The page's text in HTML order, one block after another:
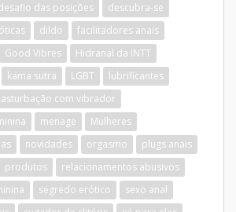
das posições
descubra-se
dildo
facilitadores anais
Good Vibres
Hidranal da INTT
kama sutra LGBT
lubrificantes
com vibrador
menage
Mulheres
novidades orgasmo
plugs anais
produtos
relacionamentos abusivos
segredo erótico
sexo anal